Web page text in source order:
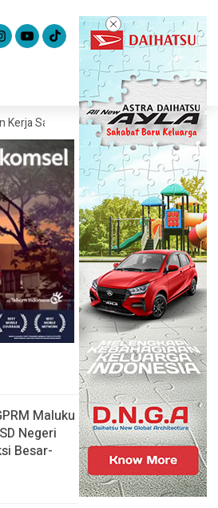
Meningkatkan Kualitas Pendidikan
Maluku
Negeri
Besar-